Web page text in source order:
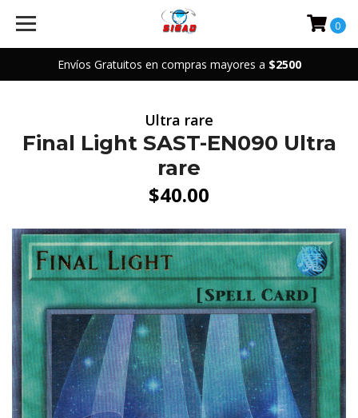
Envíos Gratuitos en compras mayores a $2500
0
Ultra rare
Final Light SAST-EN090 Ultra
rare
$40.00